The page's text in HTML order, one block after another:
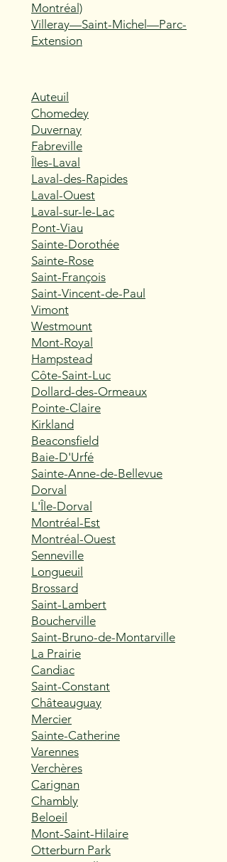
Montréal)
Villeray—Saint-Michel—Parc-
Extension
Auteuil
Chomedey
Duvernay
Fabreville
Îles-Laval
Laval-des-Rapides
Laval-Ouest
Laval-sur-le-Lac
Pont-Viau
Sainte-Dorothée
Sainte-Rose
Saint-François
Saint-Vincent-de-Paul
Vimont
Westmount
Mont-Royal
Hampstead
Côte-Saint-Luc
Dollard-des-Ormeaux
Pointe-Claire
Kirkland
Beaconsfield
Baie-D'Urfé
Sainte-Anne-de-Bellevue
Dorval
L'Île-Dorval
Montréal-Est
Montréal-Ouest
Senneville
Longueuil
Brossard
Saint-Lambert
Boucherville
Saint-Bruno-de-Montarville
La Prairie
Candiac
Saint-Constant
Châteauguay
Mercier
Sainte-Catherine
Varennes
Verchères
Carignan
Chambly
Beloeil
Mont-Saint-Hilaire
Otterburn Park